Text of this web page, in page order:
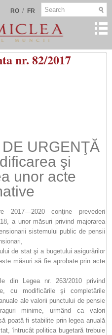
RO / FR
nr. 82/2017
URGENŢĂ
şi
unor acte
2017—2020 conţine prevederi
a unor măsuri privind majorarea
sistemului public de pensii
de stat şi a bugetului asigurărilor
măsuri să fie aprobate prin acte
din Legea nr. 263/2010 privind
cu modificările şi completările
ale valorii punctului de pensie
minime, urmând ca valori
poată fi stabilite prin legea anuală
întrucât politica bugetară trebuie